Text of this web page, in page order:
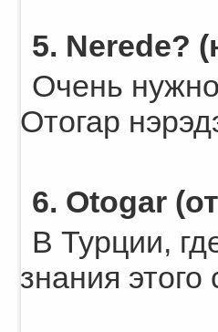
5. Nerede?
Очень
Отогар
6. Otogar
В Турции,
знания